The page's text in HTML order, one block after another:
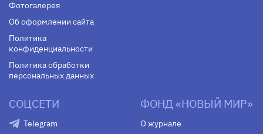
Фотогалерея
Об оформлении сайта
Политика
конфиденциальности
Политика обработки
персональных данных
СОЦСЕТИ
Telegram
ФОНД «НОВЫЙ МИР»
О журнале